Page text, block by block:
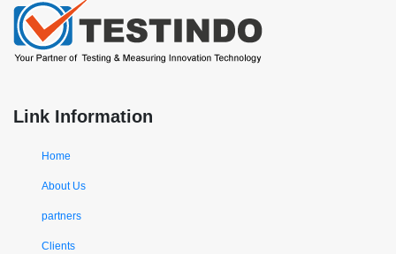
Link Information
Home
About Us
partners
Clients